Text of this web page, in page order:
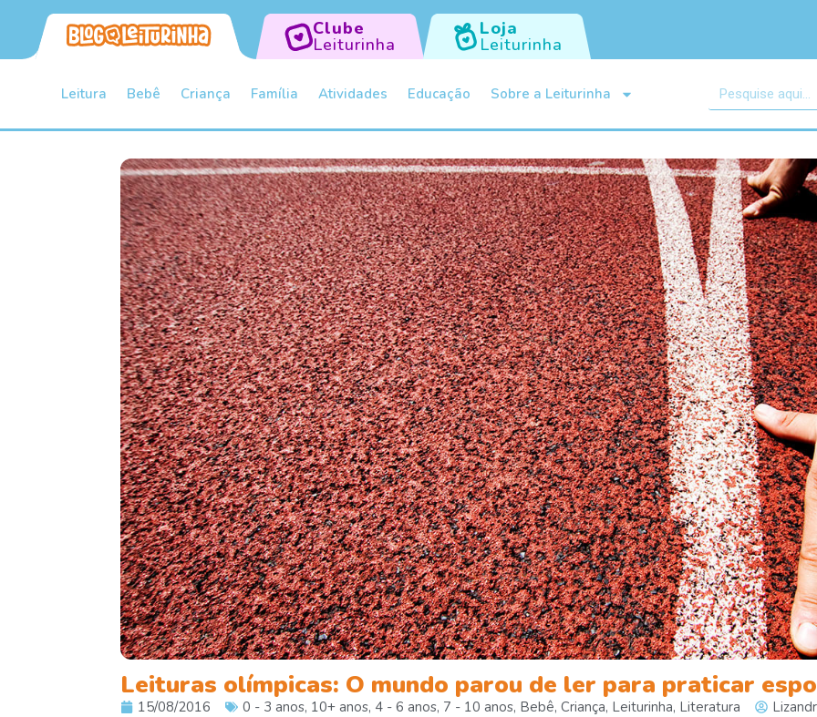
Clube
Leiturinha
Loja
Leiturinha
Leitura Bebê Criança Família Atividades Educação Sobre a Leiturinha
Leituras olímpicas: O mundo parou de ler para praticar
15/08/2016 0 - 3 anos, 10+ anos, 4 - 6 anos, 7 - 10 anos, Bebê, Criança, Leiturinha, Literatura